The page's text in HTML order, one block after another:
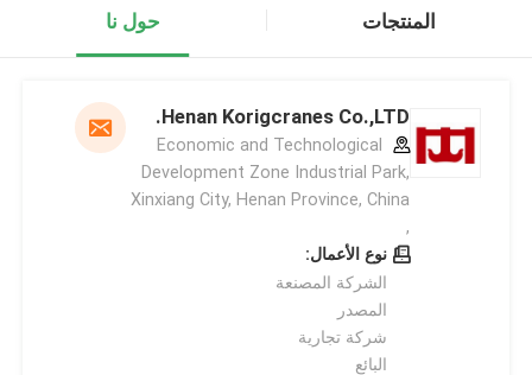
المنتجات حول نا
Henan Korigcranes Co.,LTD.
Economic and Technological
Development Zone Industrial Park,
Xinxiang City, Henan Province, China
,
نوع الأعمال:
الشركة المصنعة
المصدر
شركة تجارية
البائع